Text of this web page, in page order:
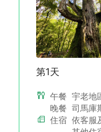
第1天
午餐 宇老地
晚餐 司馬庫
住宿 依客服